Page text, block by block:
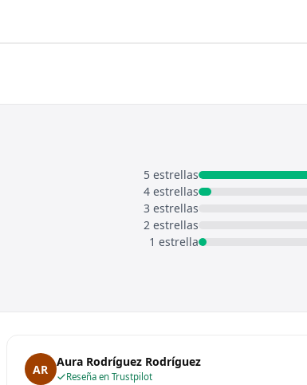
5 estrellas
4 estrellas
3 estrellas
2 estrellas
1 estrella
AR Aura Rodríguez Rodríguez
Reseña en Trustpilot